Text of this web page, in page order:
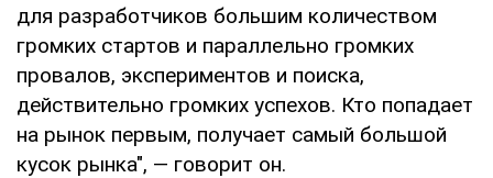
для разработчиков большим количеством
громких стартов и параллельно громких
провалов, экспериментов и поиска,
действительно громких успехов. Кто попадает
на рынок первым, получает самый большой
кусок рынка", — говорит он.